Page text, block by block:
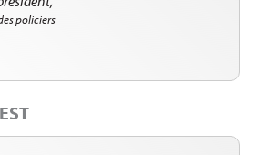
policiers